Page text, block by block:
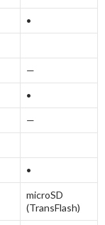
•
—
•
—
•
microSD
(TransFlash)